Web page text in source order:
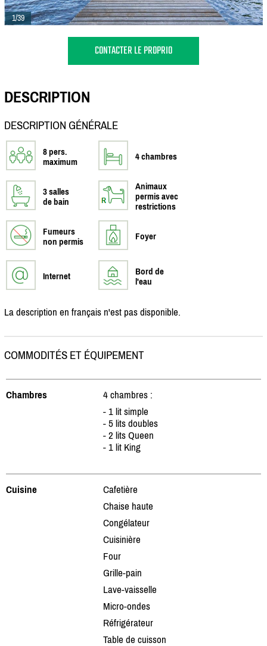
1/39
CONTACTER LE PROPRIO
DESCRIPTION
DESCRIPTION GÉNÉRALE
8 pers.
maximum
4 chambres
3 salles
de bain
Animaux
permis avec
restrictions
Fumeurs
non permis
Foyer
Internet
Bord de
l'eau
La description en français n'est pas disponible.
COMMODITÉS ET ÉQUIPEMENT
Chambres
4 chambres :
- 1 lit simple
- 5 lits doubles
- 2 lits Queen
- 1 lit King
Cuisine
Cafetière
Chaise haute
Congélateur
Cuisinière
Four
Grille-pain
Lave-vaisselle
Micro-ondes
Réfrigérateur
Table de cuisson